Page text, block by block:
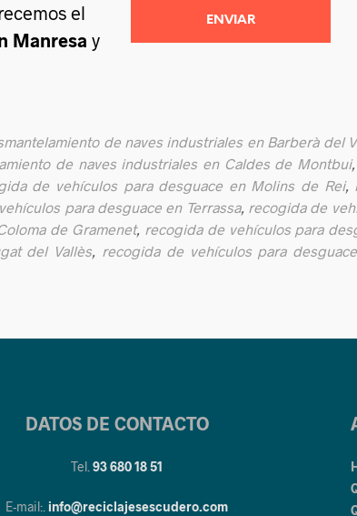
el
Manresa y
de naves industriales en Barberà del
de naves industriales en Caldes de Montbui,
de vehículos para desguace en Molins de Rei,
para desguace en Terrassa, recogida de
de Gramenet, recogida de vehículos para
del Vallès recogida de vehículos para
DATOS DE CONTACTO
Tel.93 680 18 51
E-mail:.info@reciclajesescudero.com